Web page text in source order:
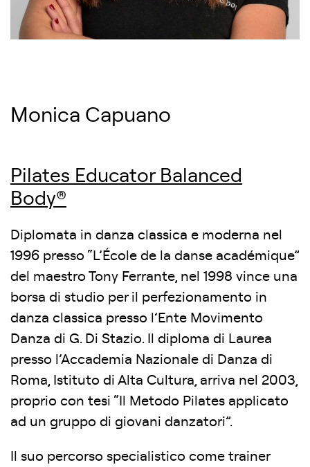
Monica Capuano
Pilates Educator Balanced
Body®
Diplomata in danza classica e moderna nel
1996 presso “L’École de la danse académique”
del maestro Tony Ferrante, nel 1998 vince una
borsa di studio per il perfezionamento in
danza classica presso l’Ente Movimento
Danza di G. Di Stazio. Il diploma di Laurea
presso l’Accademia Nazionale di Danza di
Roma, Istituto di Alta Cultura, arriva nel 2003,
proprio con tesi “Il Metodo Pilates applicato
ad un gruppo di giovani danzatori”.
Il suo percorso specialistico come trainer